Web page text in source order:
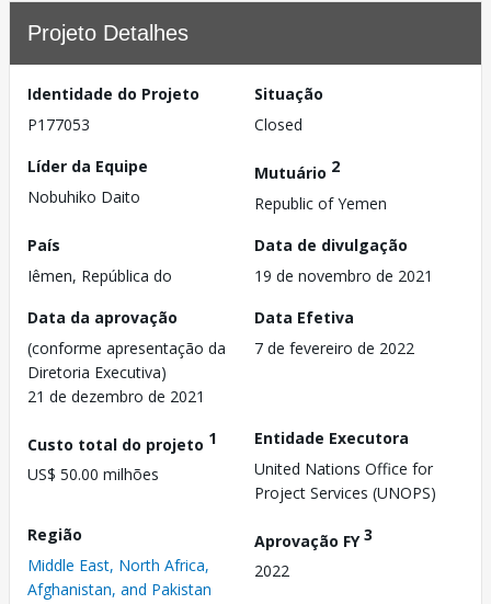
Projeto Detalhes
Identidade do Projeto
P177053
Situação
Closed
Líder da Equipe
Nobuhiko Daito
Mutuário 2
Republic of Yemen
País
Iêmen, República do
Data de divulgação
19 de novembro de 2021
Data da aprovação
(conforme apresentação da
Diretoria Executiva)
21 de dezembro de 2021
Data Efetiva
7 de fevereiro de 2022
Custo total do projeto 1
US$ 50.00 milhões
Entidade Executora
United Nations Office for
Project Services (UNOPS)
Região
Middle East, North Africa,
Afghanistan, and Pakistan
Aprovação FY3
2022